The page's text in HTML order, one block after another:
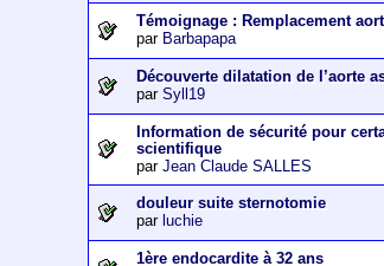
Témoignage : Remplacement
par Barbapapa
Découverte dilatation de l’aorte
parSyll19
Information de sécurité pour
scientifique
parJean Claude SALLES
douleur suite sternotomie
par luchie
1ère endocardite à 32 ans